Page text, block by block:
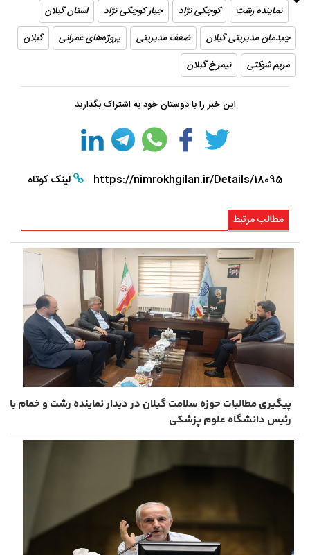
نماینده رشت کوچکی ‌نژاد جبار کوچکی ‌نژاد
استان گیلان
چیدمان مدیریتی گیلان
ضعف مدیریتی پروژه‌های عمرانی
گیلان
مریم شوکتی
نیمرخ گیلان
این خبر را با دوستان خود به اشتراک بگذارید
https://nimrokhgilan.ir/Details/18095 لینک کوتاه
مطالب مرتبط
پیگیری مطالبات حوزه سلامت گیلان در دیدار نماینده رشت و خمام با
رئیس دانشگاه علوم پزشکی